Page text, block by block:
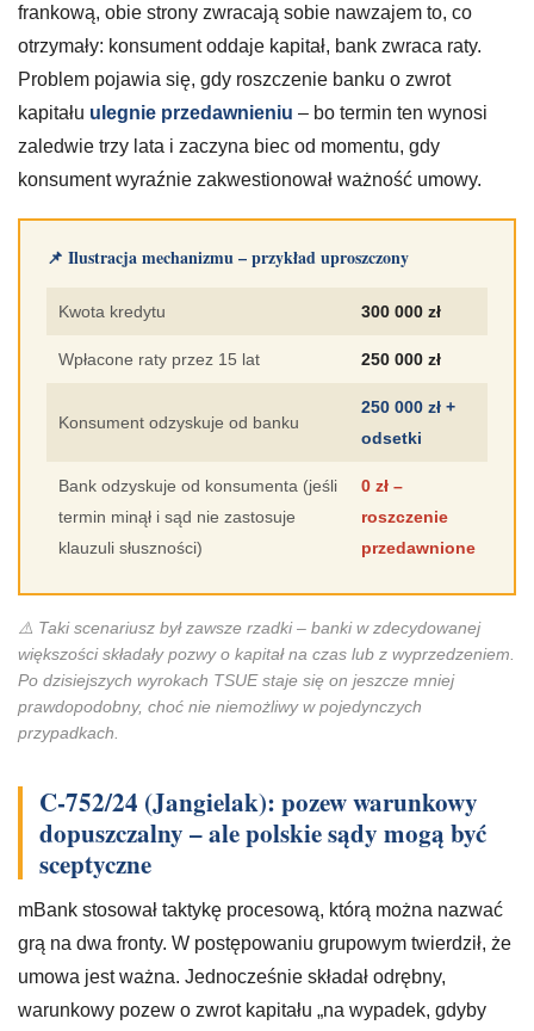
frankową, obie strony zwracają sobie nawzajem to, co
otrzymały: konsument oddaje kapitał, bank zwraca raty.
Problem pojawia się, gdy roszczenie banku o zwrot
kapitału ulegnie przedawnieniu – bo termin ten wynosi
zaledwie trzy lata i zaczyna biec od momentu, gdy
konsument wyraźnie zakwestionował ważność umowy.
📌 Ilustracja mechanizmu – przykład uproszczony
Kwota kredytu 300 000 zł
Wpłacone raty przez 15 lat 250 000 zł
Konsument odzyskuje od banku
250 000 zł +
odsetki
Bank odzyskuje od konsumenta (jeśli
termin minął i sąd nie zastosuje
klauzuli słuszności)
0 zł –
roszczenie
przedawnione
⚠️ Taki scenariusz był zawsze rzadki – banki w zdecydowanej
większości składały pozwy o kapitał na czas lub z wyprzedzeniem.
Po dzisiejszych wyrokach TSUE staje się on jeszcze mniej
prawdopodobny, choć nie niemożliwy w pojedynczych
przypadkach.
C-752/24 (Jangielak): pozew warunkowy
dopuszczalny – ale polskie sądy mogą być
sceptyczne
mBank stosował taktykę procesową, którą można nazwać
grą na dwa fronty. W postępowaniu grupowym twierdził, że
umowa jest ważna. Jednocześnie składał odrębny,
warunkowy pozew o zwrot kapitału „na wypadek, gdyby